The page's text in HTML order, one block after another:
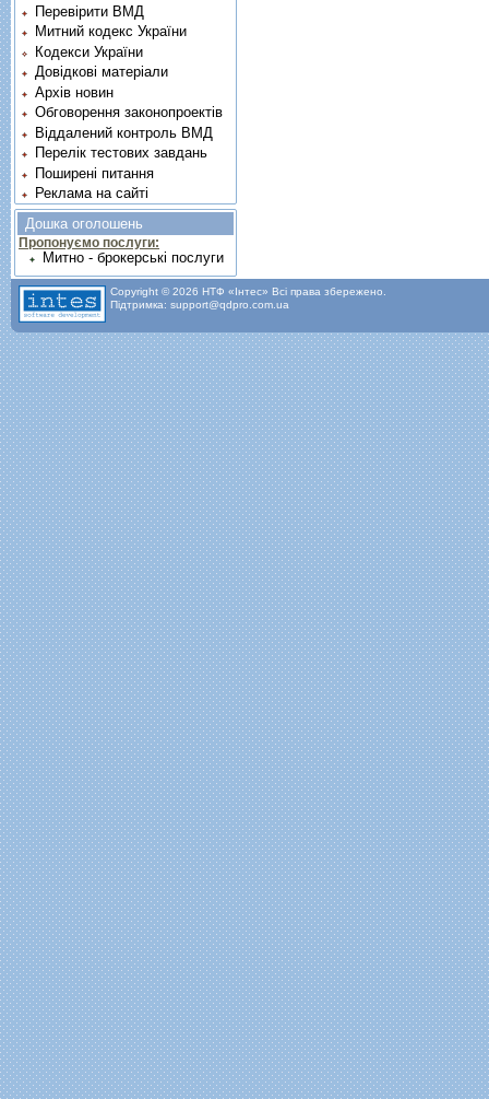
Перевірити ВМД
Митний кодекс України
Кодекси України
Довідкові матеріали
Архів новин
Обговорення законопроектів
Віддалений контроль ВМД
Перелік тестових завдань
Поширені питання
Реклама на сайті
Дошка оголошень
Пропонуємо послуги:
Митно - брокерські послуги
Copyright © 2026 НТФ «Інтес» Всі права збережено.
Підтримка: support@qdpro.com.ua